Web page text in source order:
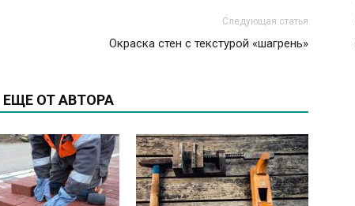
Следующая статья
Окраска стен с текстурой «шагрень»
ЕЩЕ ОТ АВТОРА